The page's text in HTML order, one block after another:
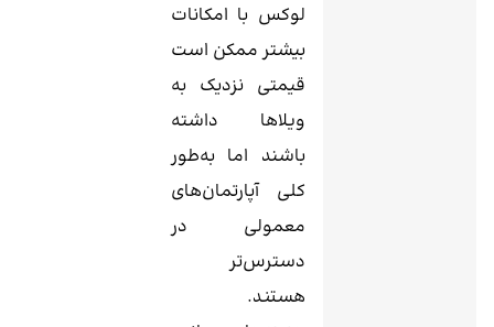
لوکس با امکانات
بیشتر ممکن است
قیمتی نزدیک به
ویلاها داشته
باشند اما به‌طور
کلی آپارتمان‌های
معمولی در
دسترس‌تر
هستند.